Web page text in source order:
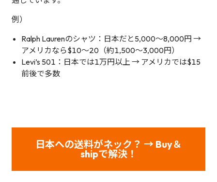
例）
Ralph Laurenのシャツ：日本だと5,000〜8,000円 →
アメリカなら$10〜20（約1,500〜3,000円）
Levi’s 501：日本では1万円以上 → アメリカでは$15
前後で多数
日本への送料がネック？ → Buy＆
shipで解決！